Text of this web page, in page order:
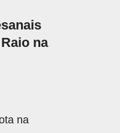
na